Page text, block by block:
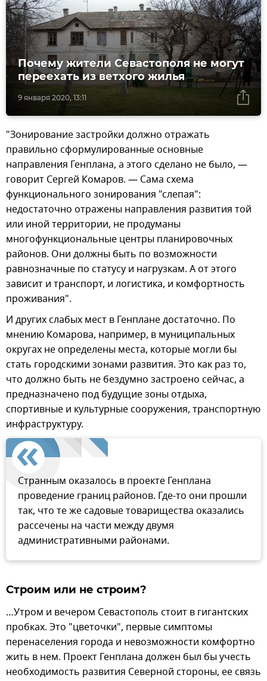
9 января 2020, 13:11
Почему жители Севастополя не могут
переехать из ветхого жилья
"Зонирование застройки должно отражать
правильно сформулированные основные
направления Генплана, а этого сделано не было, —
говорит Сергей Комаров. — Сама схема
функционального зонирования "слепая":
недостаточно отражены направления развития той
или иной территории, не продуманы
многофункциональные центры планировочных
районов. Они должны быть по возможности
равнозначные по статусу и нагрузкам. А от этого
зависит и транспорт, и логистика, и комфортность
проживания".
И других слабых мест в Генплане достаточно. По
мнению Комарова, например, в муниципальных
округах не определены места, которые могли бы
стать городскими зонами развития. Это как раз то,
что должно быть не бездумно застроено сейчас, а
предназначено под будущие зоны отдыха,
спортивные и культурные сооружения, транспортную
инфраструктуру.
Странным оказалось в проекте Генплана
проведение границ районов. Где-то они прошли
так, что те же садовые товарищества оказались
рассечены на части между двумя
административными районами.
Строим или не строим?
…Утром и вечером Севастополь стоит в гигантских
пробках. Это "цветочки", первые симптомы
перенаселения города и невозможности комфортно
жить в нем. Проект Генплана должен был бы учесть
необходимость развития Северной стороны, ее связь